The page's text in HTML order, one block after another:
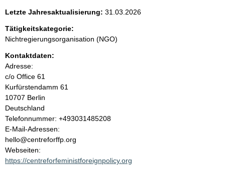
e
n
i
n
h
a
l
t
Letzte Jahresaktualisierung: 31.03.2026
Tätigkeitskategorie:
Nichtregierungsorganisation (NGO)
Kontaktdaten:
Adresse:
c/o Office 61
Kurfürstendamm 61
10707 Berlin
Deutschland
K
o
n
t
a
Telefonnummer: +493031485208
E-Mail-Adressen:
hello@centreforffp.org
Webseiten:
https://centreforfeministforeignpolicy.org